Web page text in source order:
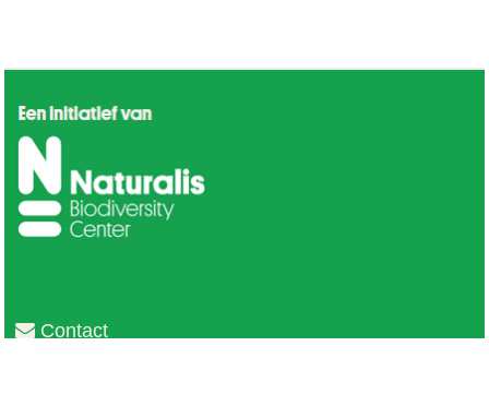
Contact